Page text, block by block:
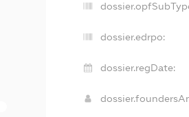
dossier.edrpo:
dossier.regDate: